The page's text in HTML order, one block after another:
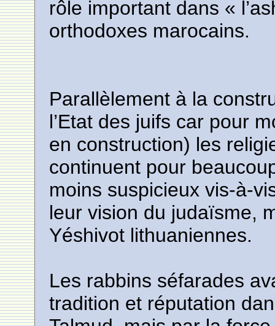
rôle important dans «
orthodoxes marocains.
Parallèlement à la
l’Etat des juifs car pour
en construction) les
continuent pour
moins suspicieux vis-à-
leur vision du judaïsme,
Yéshivot lithuaniennes.
Les rabbins séfarades
tradition et réputation